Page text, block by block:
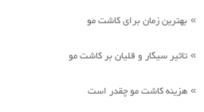
» بهترین زمان برای کاشت مو
» تاثیر سیگار و قلیان بر کاشت مو
» هزینه کاشت مو چقدر است